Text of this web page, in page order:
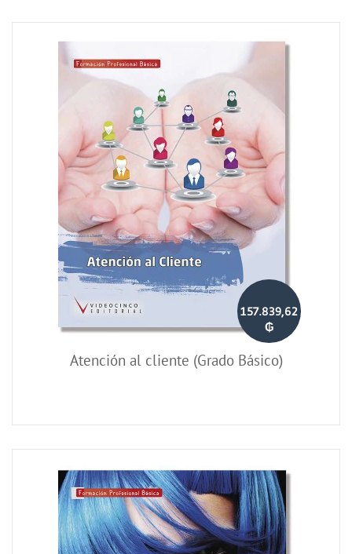
157.839,62
₲
Atención al cliente (Grado Básico)